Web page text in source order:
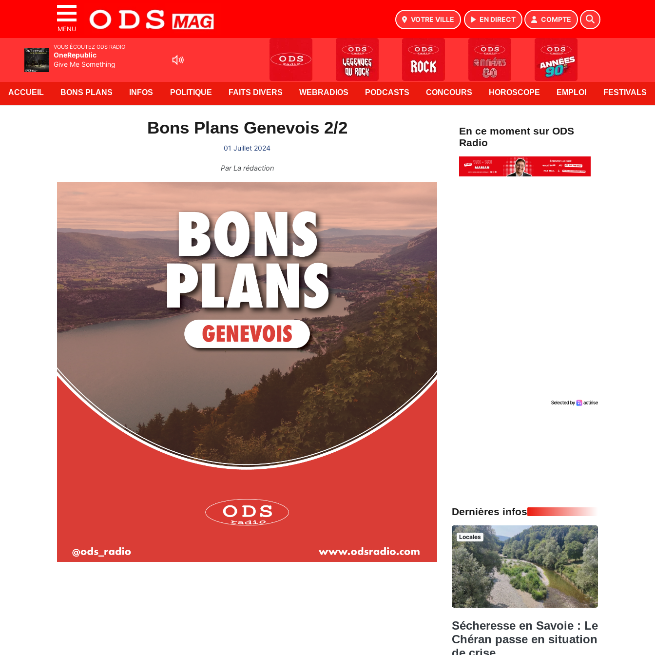
MENU
VOTRE VILLE EN DIRECT COMPTE
ACCUEIL BONS PLANS INFOS POLITIQUE FAITS DIVERS WEBRADIOS PODCASTS CONCOURS HOROSCOPE EMPLOI FESTIVALS
Bons Plans Genevois 2/2
01 Juillet 2024
ParLa rédaction
En ce moment sur ODS
Radio
Dernières infos
Locales
Sécheresse en Savoie : Le
Chéran passe en situation
VOUS ÉCOUTEZ ODS RADIO
OneRepublic
Give Me Something